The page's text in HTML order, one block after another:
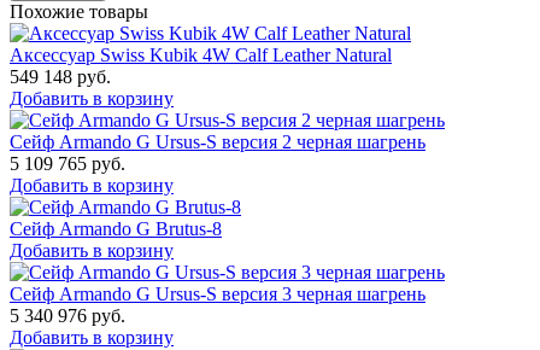
Похожие товары
Аксессуар Swiss Kubik 4W Calf Leather Natural
549 148 руб.
Добавить в корзину
Сейф Armando G Ursus-S версия 2 черная шагрень
5 109 765 руб.
Добавить в корзину
Сейф Armando G Brutus-8
Добавить в корзину
Сейф Armando G Ursus-S версия 3 черная шагрень
5 340 976 руб.
Добавить в корзину